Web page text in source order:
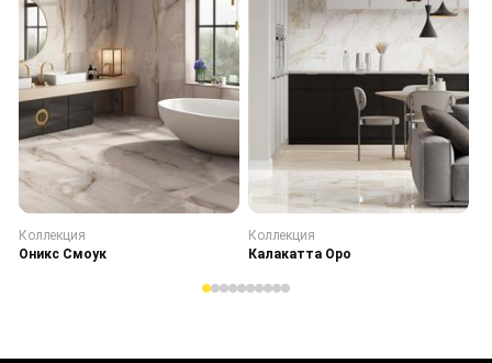
Коллекция
Оникс Смоук
Коллекция
Калакатта Оро